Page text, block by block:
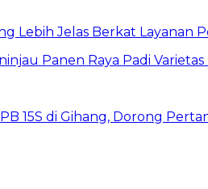
Lebih Jelas Berkat Layanan
15S di Gihang, Dorong